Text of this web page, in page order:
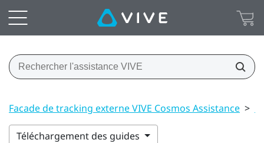
Facade de tracking externe VIVE Cosmos Assistance >
Téléchargement des guides